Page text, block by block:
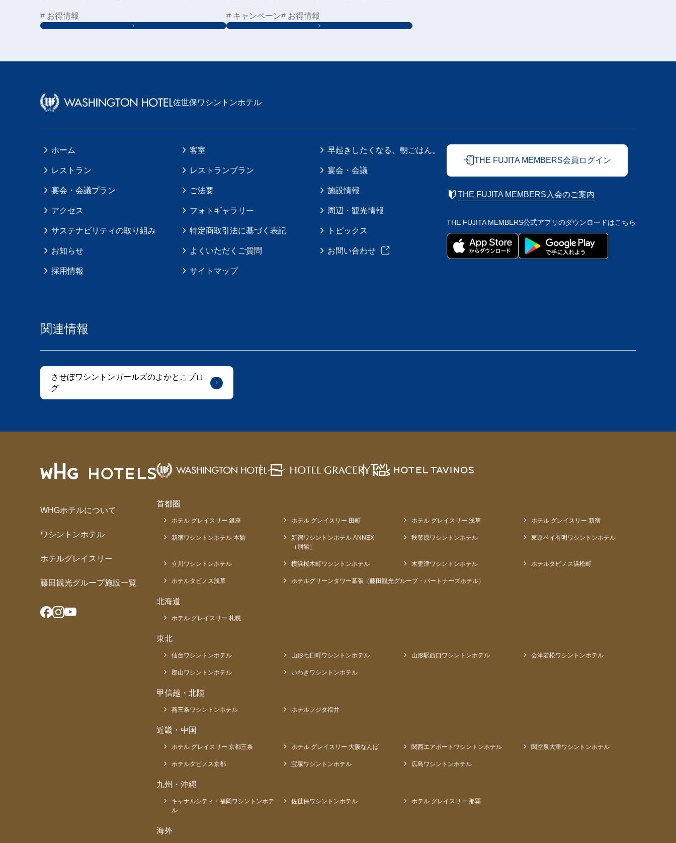
ド」はこちらから
# お得情報
ムはこちら
# キャンペーン# お得情報
佐世保ワシントンホテル
ホーム 客室 早起きしたくなる、朝ごはん。
レストラン レストランプラン 宴会・会議
宴会・会議プラン ご法要 施設情報
アクセス フォトギャラリー 周辺・観光情報
サステナビリティの取り組み 特定商取引法に基づく表記 トピックス
お知らせ よくいただくご質問 お問い合わせ
採用情報 サイトマップ
THE FUJITA MEMBERS会員ログイン
THE FUJITA MEMBERS入会のご案内
THE FUJITA MEMBERS公式アプリのダウンロードはこちら
関連情報
させぼワシントンガールズのよかとこブロ
グ
WHGホテルについて
ワシントンホテル
ホテルグレイスリー
藤田観光グループ施設一覧
首都圏
ホテル グレイスリー 銀座 ホテル グレイスリー 田町 ホテル グレイスリー 浅草 ホテル グレイスリー 新宿
新宿ワシントンホテル 本館
新宿ワシントンホテル ANNEX
（別館）
秋葉原ワシントンホテル 東京ベイ有明ワシントンホテル
立川ワシントンホテル 横浜桜木町ワシントンホテル 木更津ワシントンホテル ホテルタビノス浜松町
ホテルタビノス浅草 ホテルグリーンタワー幕張（藤田観光グループ・パートナーズホテル）
北海道
ホテル グレイスリー 札幌
東北
仙台ワシントンホテル 山形七日町ワシントンホテル 山形駅西口ワシントンホテル 会津若松ワシントンホテル
郡山ワシントンホテル いわきワシントンホテル
甲信越・北陸
燕三条ワシントンホテル ホテルフジタ福井
近畿・中国
ホテル グレイスリー 京都三条 ホテル グレイスリー 大阪なんば 関西エアポートワシントンホテル 関空泉大津ワシントンホテル
ホテルタビノス京都 宝塚ワシントンホテル 広島ワシントンホテル
九州・沖縄
キャナルシティ・福岡ワシントンホテ
ル
佐世保ワシントンホテル ホテル グレイスリー 那覇
海外